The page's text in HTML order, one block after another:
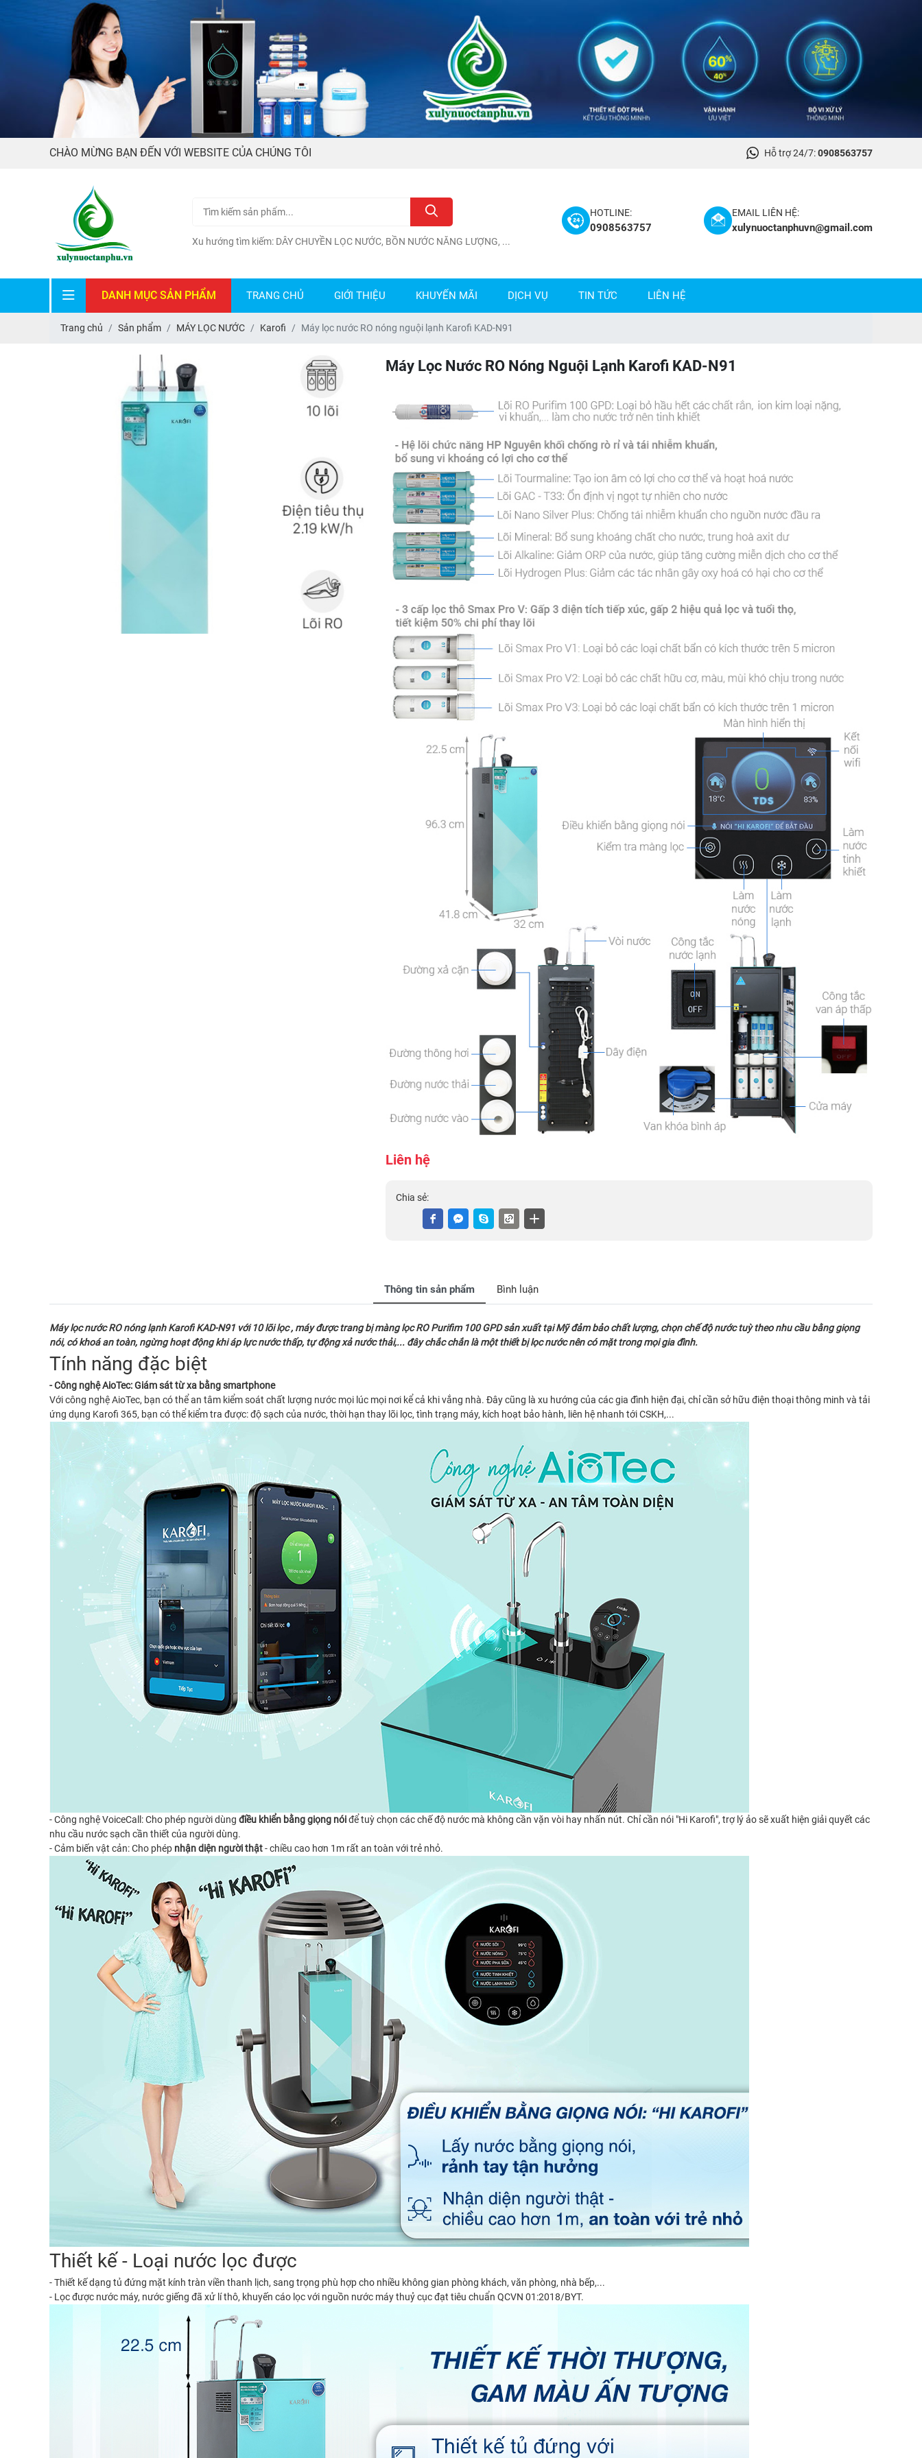
CHÀO MỪNG BẠN ĐẾN VỚI WEBSITE CỦA CHÚNG TÔI Hỗ trợ 24/7:0908563757
Xu hướng tìm kiếm: DÂY CHUYỀN LỌC NƯỚC, BỒN NƯỚC NĂNG LƯỢNG, ...
HOTLINE:
0908563757
EMAIL LIÊN HỆ:
xulynuoctanphuvn@gmail.com
DANH MỤC SẢN PHẨM TRANG CHỦ GIỚI THIỆU KHUYẾN MÃI DỊCH VỤ TIN TỨC LIÊN HỆ
Trang chủ Sản phẩm MÁY LỌC NƯỚC Karofi Máy lọc nước RO nóng nguội lạnh Karofi KAD-N91
Máy Lọc Nước RO Nóng Nguội Lạnh Karofi KAD-N91
Liên hệ
Chia sẻ:
Thông tin sản phẩm Bình luận
Máy lọc nước RO nóng lạnh Karofi KAD-N91 với 10 lõi lọc , máy được trang bị màng lọc RO Purifim 100 GPD sản xuất tại Mỹ đảm bảo chất lượng, chọn chế độ nước tuỳ theo nhu cầu bằng giọng
nói, có khoá an toàn, ngừng hoạt động khi áp lực nước thấp, tự động xả nước thải,... đây chắc chắn là một thiết bị lọc nước nên có mặt trong mọi gia đình.
Tính năng đặc biệt
- Công nghệ AioTec: Giám sát từ xa bằng smartphone
Với công nghệ AioTec, bạn có thể an tâm kiểm soát chất lượng nước mọi lúc mọi nơi kể cả khi vắng nhà. Đây cũng là xu hướng của các gia đình hiện đại, chỉ cần sở hữu điện thoại thông minh và tải
ứng dụng Karofi 365, bạn có thể kiểm tra được: độ sạch của nước, thời hạn thay lõi lọc, tình trạng máy, kích hoạt bảo hành, liên hệ nhanh tới CSKH,...
- Công nghệ VoiceCall: Cho phép người dùng điều khiển bằng giọng nóiđể tuỳ chọn các chế độ nước mà không cần vặn vòi hay nhấn nút. Chỉ cần nói "Hi Karofi", trợ lý ảo sẽ xuất hiện giải quyết các
nhu cầu nước sạch cần thiết của người dùng.
- Cảm biến vật cản: Cho phép nhận diện người thật- chiều cao hơn 1m rất an toàn với trẻ nhỏ.
Thiết kế - Loại nước lọc được
- Thiết kế dạng tủ đứng mặt kính tràn viền thanh lịch, sang trọng phù hợp cho nhiều không gian phòng khách, văn phòng, nhà bếp,...
- Lọc được nước máy, nước giếng đã xử lí thô, khuyến cáo lọc với nguồn nước máy thuỷ cục đạt tiêu chuẩn QCVN 01:2018/BYT.